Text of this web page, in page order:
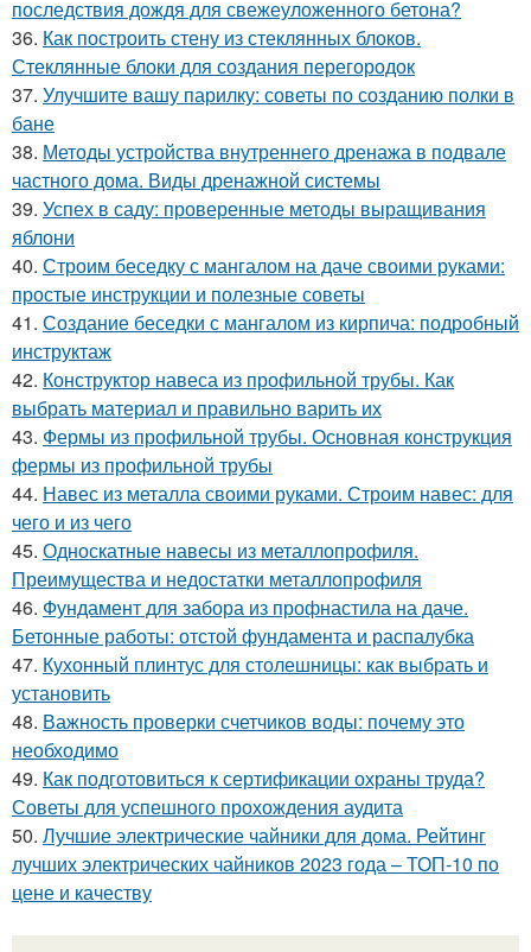
последствия дождя для свежеуложенного бетона?
36. Как построить стену из стеклянных блоков.
Стеклянные блоки для создания перегородок
37. Улучшите вашу парилку: советы по созданию полки в
бане
38. Методы устройства внутреннего дренажа в подвале
частного дома. Виды дренажной системы
39. Успех в саду: проверенные методы выращивания
яблони
40. Строим беседку с мангалом на даче своими руками:
простые инструкции и полезные советы
41. Создание беседки с мангалом из кирпича: подробный
инструктаж
42. Конструктор навеса из профильной трубы. Как
выбрать материал и правильно варить их
43. Фермы из профильной трубы. Основная конструкция
фермы из профильной трубы
44. Навес из металла своими руками. Строим навес: для
чего и из чего
45. Односкатные навесы из металлопрофиля.
Преимущества и недостатки металлопрофиля
46. Фундамент для забора из профнастила на даче.
Бетонные работы: отстой фундамента и распалубка
47. Кухонный плинтус для столешницы: как выбрать и
установить
48. Важность проверки счетчиков воды: почему это
необходимо
49. Как подготовиться к сертификации охраны труда?
Советы для успешного прохождения аудита
50. Лучшие электрические чайники для дома. Рейтинг
лучших электрических чайников 2023 года – ТОП-10 по
цене и качеству